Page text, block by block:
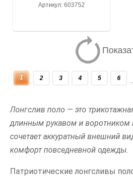
Артикул: 603752
1 2 3 4 5 6
Лонгслив поло — это
длинным рукавом и воротником
сочетает аккуратный внешний
комфорт повседневной одежды.
Патриотические лонгсливы